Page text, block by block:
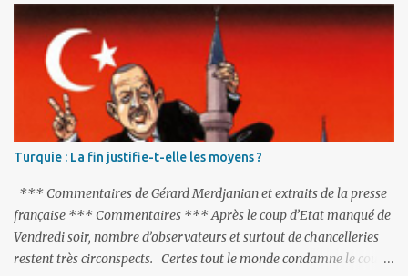
Turquie : La fin justifie-t-elle les moyens ?
*** Commentaires de Gérard Merdjanian et extraits de la presse
française *** Commentaires *** Après le coup d’Etat manqué de
Vendredi soir, nombre d’observateurs et surtout de chancelleries
restent très circonspects. Certes tout le monde condamne le coup